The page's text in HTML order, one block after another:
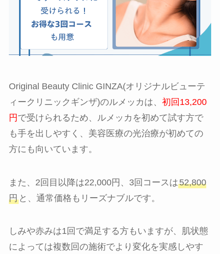
Original Beauty Clinic GINZA(オリジナルビューテ
ィークリニックギンザ)のルメッカは、 初回13,200
円で受けられるため、ルメッカを初めて試す方で
も手を出しやすく、美容医療の光治療が初めての
方にも向いています。
また、2回目以降は22,000円、3回コースは52,800
円と、通常価格もリーズナブルです。
しみや赤みは1回で満足する方もいますが、肌状態
によっては複数回の施術でより変化を実感しやす